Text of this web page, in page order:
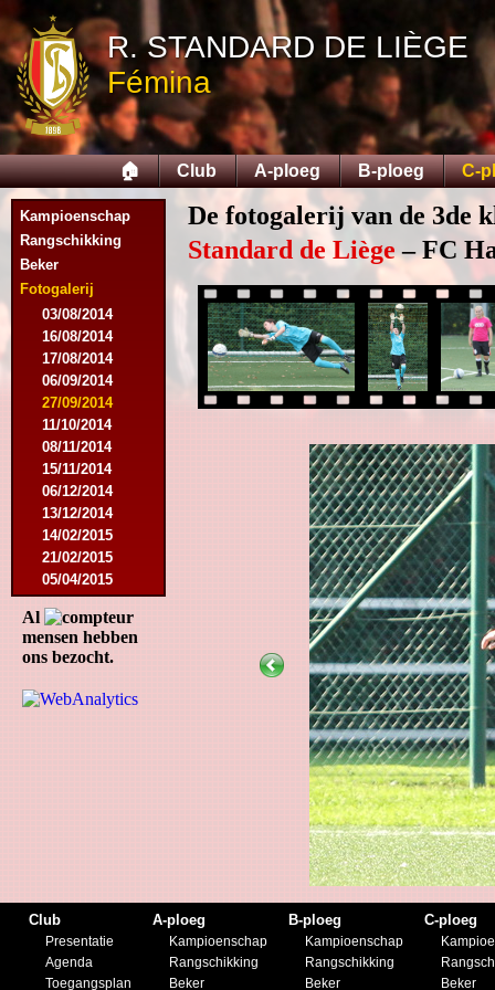
R. STANDARD DE LIÈGE
Fémina
🏠 Club A-ploeg B-ploeg C-
Kampioenschap
Rangschikking
Beker
Fotogalerij
03/08/2014
16/08/2014
17/08/2014
06/09/2014
27/09/2014
11/10/2014
08/11/2014
15/11/2014
06/12/2014
13/12/2014
14/02/2015
21/02/2015
05/04/2015
23/05/2015
30/05/2015
12/08/2015
15/08/2015
22/08/2015
12/09/2015
03/09/2016
17/09/2016
10/01/2017
18/02/2017
Al
mensen hebben
ons bezocht.
De fotogalerij van de 3de
Standard de Liège– FC
Club
Presentatie
Agenda
Toegangsplan
A-ploeg
Kampioenschap
Rangschikking
Beker
B-ploeg
Kampioenschap
Rangschikking
Beker
C-ploeg
Beker